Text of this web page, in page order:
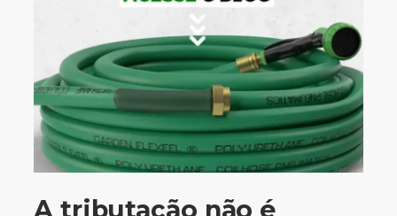
A tributação não é